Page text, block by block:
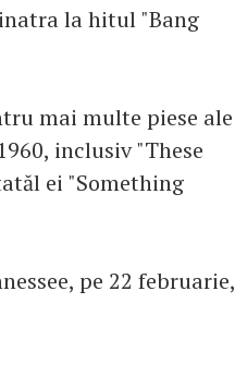
la hitul "Bang
mai multe piese ale
inclusiv "These
ei "Something
pe 22 februarie,